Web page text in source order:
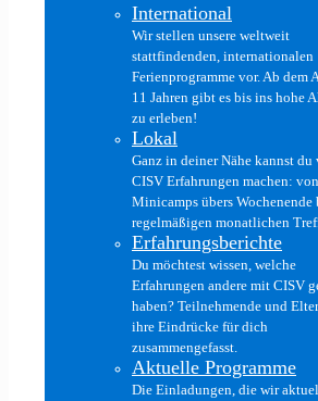
International
Wir stellen unsere weltweit
stattfindenden, internationalen
Ferienprogramme vor. Ab dem
11 Jahren gibt es bis ins hohe
zu erleben!
Lokal
Ganz in deiner Nähe kannst du
CISV Erfahrungen machen: von
Minicamps übers Wochenende
regelmäßigen monatlichen
Erfahrungsberichte
Du möchtest wissen, welche
Erfahrungen andere mit CISV
haben? Teilnehmende und
ihre Eindrücke für dich
zusammengefasst.
Aktuelle Programme
Die Einladungen, die wir